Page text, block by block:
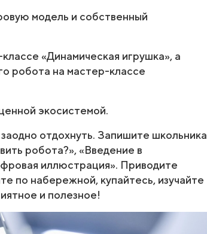
модель и собственный
«Динамическая игрушка», а
робота на мастер-классе
экосистемой.
отдохнуть. Запишите школьника
робота?», «Введение в
иллюстрация». Приводите
по набережной, купайтесь, изучайте
и полезное!